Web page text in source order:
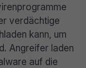
verdächtige
kann, um
Angreifer laden
auf die